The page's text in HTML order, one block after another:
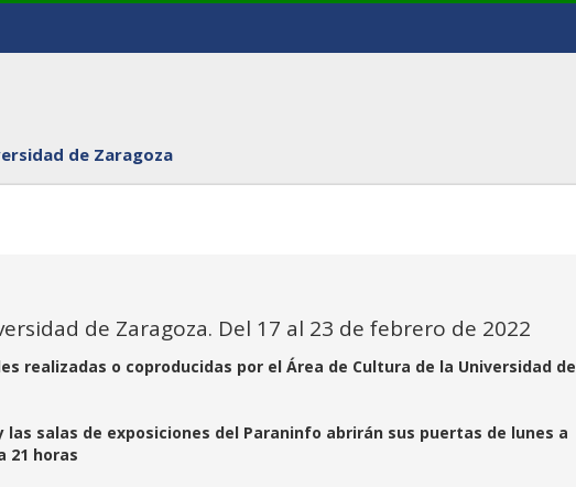
de Zaragoza
de Zaragoza. Del 17 al 23 de febrero de 2022
realizadas o coproducidas por el Área de Cultura de la Universidad de
las salas de exposiciones del Paraninfo abrirán sus puertas de lunes a
21 horas